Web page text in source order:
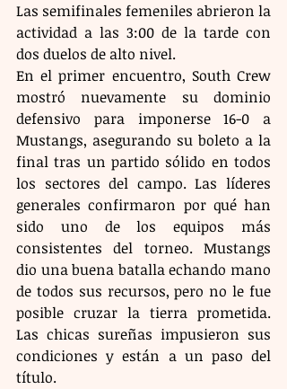
Las semifinales femeniles abrieron la
actividad a las 3:00 de la tarde con
dos duelos de alto nivel.
En el primer encuentro, South Crew
mostró nuevamente su dominio
defensivo para imponerse 16-0 a
Mustangs, asegurando su boleto a la
final tras un partido sólido en todos
los sectores del campo. Las líderes
generales confirmaron por qué han
sido uno de los equipos más
consistentes del torneo. Mustangs
dio una buena batalla echando mano
de todos sus recursos, pero no le fue
posible cruzar la tierra prometida.
Las chicas sureñas impusieron sus
condiciones y están a un paso del
título.